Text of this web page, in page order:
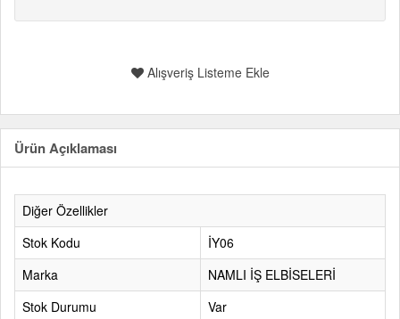
Alışveriş Listeme Ekle
Ürün Açıklaması
Diğer Özellikler
Stok Kodu
İY06
Marka
NAMLI İŞ ELBİSELERİ
Stok Durumu
Var